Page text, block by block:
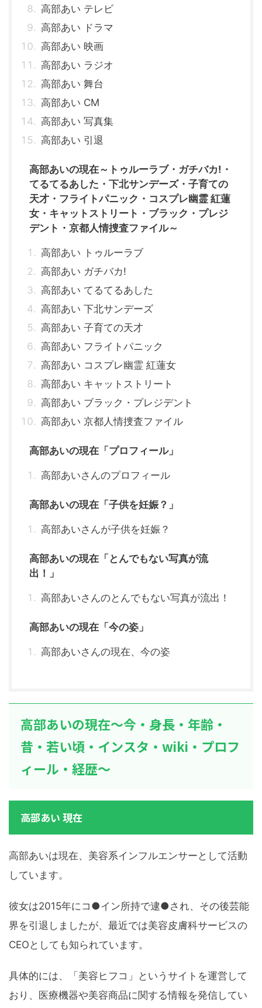
高部あい テレビ
高部あい ドラマ
高部あい 映画
高部あい ラジオ
高部あい 舞台
高部あい CM
高部あい 写真集
高部あい 引退
高部あいの現在～トゥルーラブ・ガチバカ!・
てるてるあした・下北サンデーズ・子育ての
天才・フライトパニック・コスプレ幽霊 紅蓮
女・キャットストリート・ブラック・プレジ
デント・京都人情捜査ファイル～
高部あい トゥルーラブ
高部あい ガチバカ!
高部あい てるてるあした
高部あい 下北サンデーズ
高部あい 子育ての天才
高部あい フライトパニック
高部あい コスプレ幽霊 紅蓮女
高部あい キャットストリート
高部あい ブラック・プレジデント
高部あい 京都人情捜査ファイル
高部あいの現在「プロフィール」
高部あいさんのプロフィール
高部あいの現在「子供を妊娠？」
高部あいさんが子供を妊娠？
高部あいの現在「とんでもない写真が流
出！」
高部あいさんのとんでもない写真が流出！
高部あいの現在「今の姿」
高部あいさんの現在、今の姿
高部あいの現在～今・身長・年齢・
昔・若い頃・インスタ・wiki・プロフ
ィール・経歴～
高部あい 現在
高部あいは現在、美容系インフルエンサーとして活動
しています。
彼女は2015年にコ●イン所持で逮●され、その後芸能
界を引退しましたが、最近では美容皮膚科サービスの
CEOとしても知られています。
具体的には、「美容ヒフコ」というサイトを運営して
おり、医療機器や美容商品に関する情報を発信してい